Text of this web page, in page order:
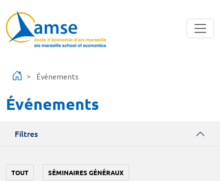
Événements
Événements
Filtres
TOUT SÉMINAIRES GÉNÉRAUX